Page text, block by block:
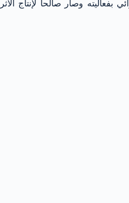
بفعاليته وصار صالحا لإنتاج الأثر